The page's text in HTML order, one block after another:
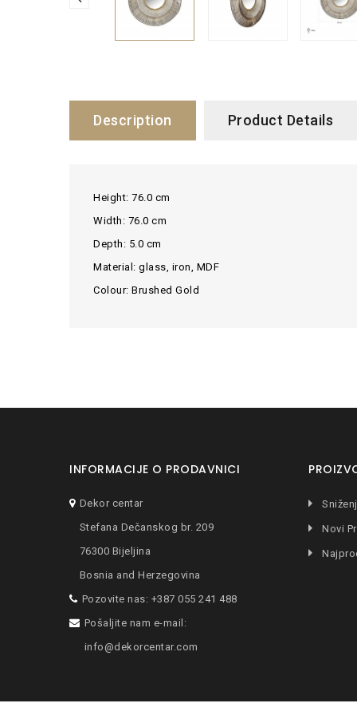
Description Product Details
Height: 76.0 cm
Width: 76.0 cm
Depth: 5.0 cm
Material: glass, iron, MDF
Colour: Brushed Gold
INFORMACIJE O PRODAVNICI
Dekor centar
Stefana Dečanskog br. 209
76300 Bijeljina
Bosnia and Herzegovina
Pozovite nas: +387 055 241 488
Pošaljite nam e-mail:
info@dekorcentar.com
Novi